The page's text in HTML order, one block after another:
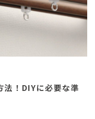
法！DIYに必要な準